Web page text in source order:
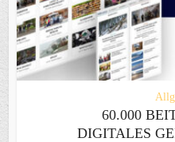
60.000
DIGITALES